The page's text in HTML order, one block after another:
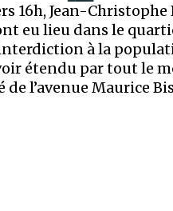
16h, Jean-Christophe
eu lieu dans le
à la
étendu par tout le
l’avenue Maurice